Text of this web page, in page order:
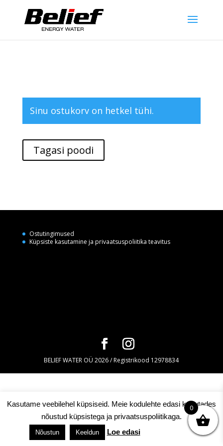
Sinu ostukorv on hetkel tühi.
Tagasi poodi
Ostutingimused
Küpsiste kasutamine ja privaatsuspoliitika teavitus
BELIEF WATER OÜ 2026 / Registrikood 12978834
Kasutame veebilehel küpsiseid. Meie kodulehte edasi kasutades
nõustud küpsistega ja privaatsuspoliitikaga.
Nõustun Keeldun Loe edasi Küpsiste seaded
0